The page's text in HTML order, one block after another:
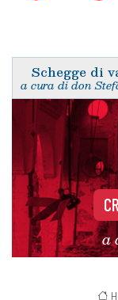
Schegge di
a cura di don
a